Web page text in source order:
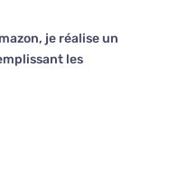
je réalise un
les